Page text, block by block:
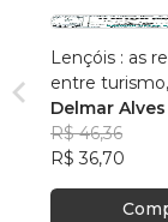
Lençóis : as
entre
ambiente
Delmar
R$ 46,36
R$ 36,70